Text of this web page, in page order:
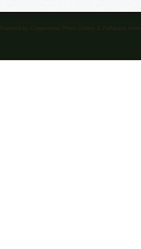
Powered by Coppermine Photo Gallery & Zaffatasa